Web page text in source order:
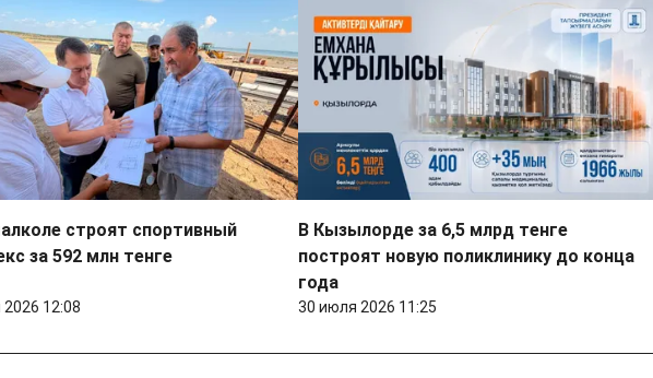
строят спортивный
за 592 млн тенге
12:08
В Кызылорде за 6,5 млрд тенге
построят новую поликлинику до конца
года
30 июля 2026 11:25